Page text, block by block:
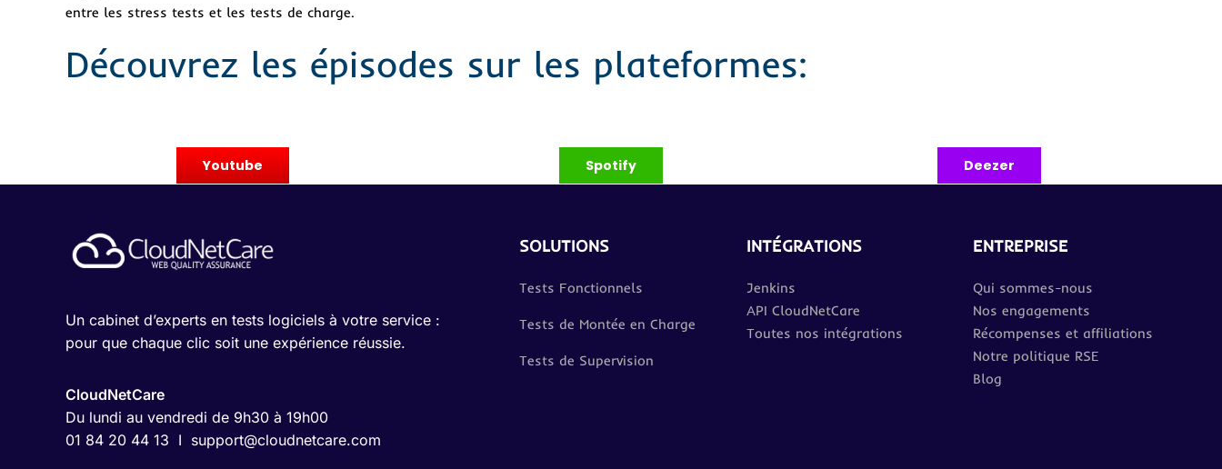
entre les stress tests et les tests de charge.
Découvrez les épisodes sur les plateformes:
Youtube Spotify Deezer
Un cabinet d’experts en tests logiciels à votre service :
pour que chaque clic soit une expérience réussie.
CloudNetCare
Du lundi au vendredi de 9h30 à 19h00
01 84 20 44 13 I support@cloudnetcare.com
SOLUTIONS
Tests Fonctionnels
Tests de Montée en Charge
Tests de Supervision
INTÉGRATIONS
Jenkins
API CloudNetCare
Toutes nos intégrations
ENTREPRISE
Qui sommes-nous
Nos engagements
Récompenses et affiliations
Notre politique RSE
Blog